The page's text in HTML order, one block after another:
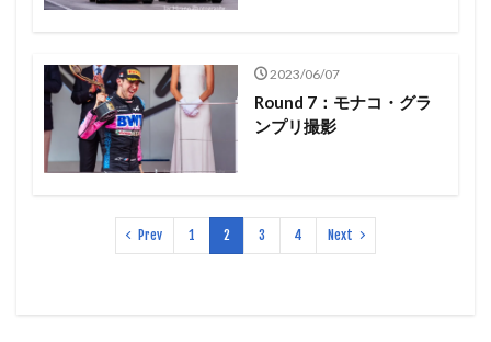
2023/06/07
Round 7：モナコ・グラ
ンプリ撮影
Prev 1 2 3 4 Next